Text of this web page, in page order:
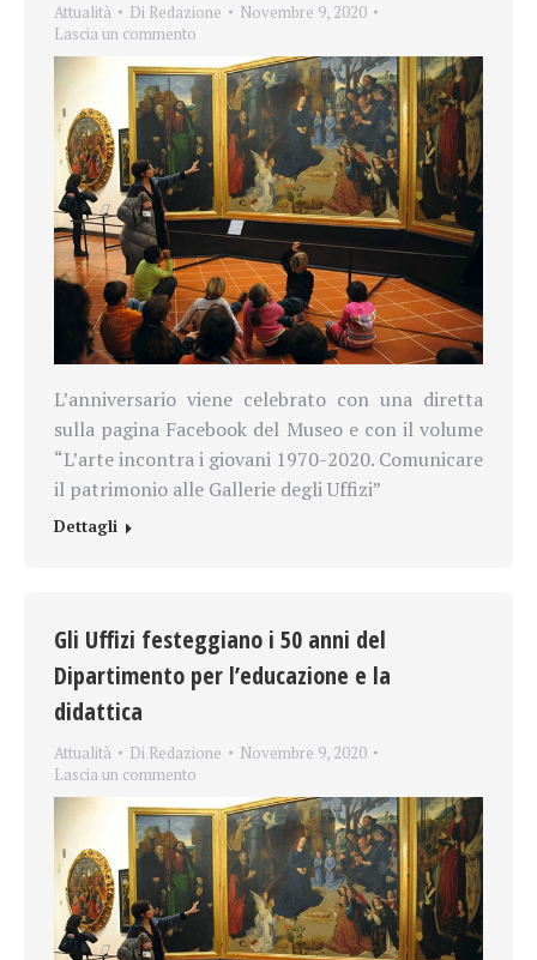
Attualità Di Redazione
Novembre 9, 2020
Lascia un commento
L’anniversario viene celebrato con una diretta
sulla pagina Facebook del Museo e con il volume
“L’arte incontra i giovani 1970-2020. Comunicare
il patrimonio alle Gallerie degli Uffizi”
Dettagli
Gli Uffizi festeggiano i 50 anni del
Dipartimento per l’educazione e la
didattica
Attualità Di Redazione
Novembre 9, 2020
Lascia un commento